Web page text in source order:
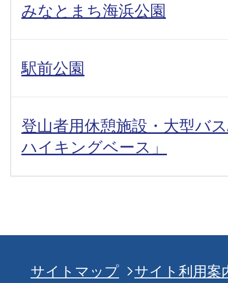
みなとまち海浜公園
駅前公園
登山者用休憩施設・大型バ
ハイキングベース」
サイトマップ サイト利用案